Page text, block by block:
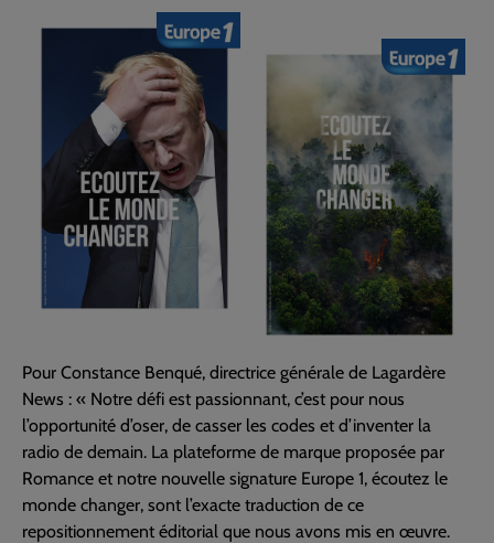
Pour Constance Benqué, directrice générale de Lagardère
News : « Notre défi est passionnant, c’est pour nous
l’opportunité d’oser, de casser les codes et d’inventer la
radio de demain. La plateforme de marque proposée par
Romance et notre nouvelle signature Europe 1, écoutez le
monde changer, sont l’exacte traduction de ce
repositionnement éditorial que nous avons mis en œuvre.